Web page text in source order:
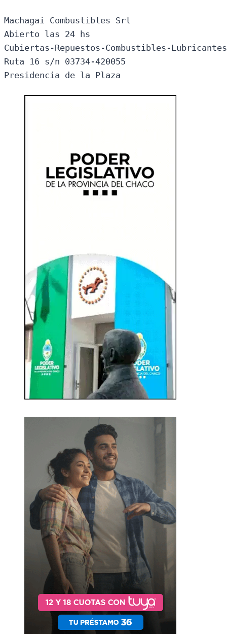
Machagai Combustibles Srl
Abierto las 24 hs
Cubiertas-Repuestos-Combustibles-
Ruta 16 s/n 03734-420055
Presidencia de la Plaza